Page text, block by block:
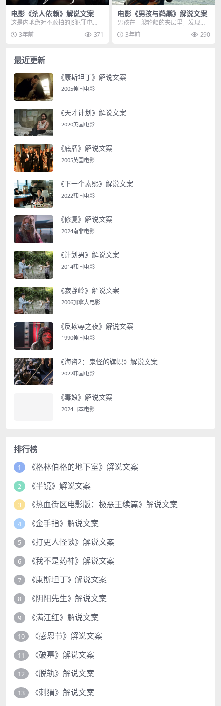
电影《杀人依赖》解说文案
这是内地绝对不敢拍的JS犯罪电
影，多名年轻女性被残忍杀害，凶
徒手段之毒辣令人发指...
3年前 371
电影《男孩与鹈鹕》解说文案
男孩在一艘轮船的夹层里，发现了
一只丑萌丑萌的雏鸟，像极了童话
故事里的丑小鸭，也许...
3年前 290
最近更新
《康斯坦丁》解说文案
2005美国电影
《天才计划》解说文案
2020英国电影
《底牌》解说文案
2005英国电影
《下一个素熙》解说文案
2022韩国电影
《修复》解说文案
2024南非电影
《计划男》解说文案
2014韩国电影
《寂静岭》解说文案
2006加拿大电影
《反欺辱之夜》解说文案
1990美国电影
《海盗2：鬼怪的旗帜》解说文案
2022韩国电影
《毒娘》解说文案
2024日本电影
排行榜
1 《格林伯格的地下室》解说文案
2 《半镜》解说文案
3 《热血街区电影版：极恶王续篇》解说文案
4 《金手指》解说文案
5 《打更人怪谈》解说文案
6 《我不是药神》解说文案
7 《康斯坦丁》解说文案
8 《阴阳先生》解说文案
9 《满江红》解说文案
10 《感恩节》解说文案
11 《破墓》解说文案
12 《脱轨》解说文案
13
《刺猬》解说文案